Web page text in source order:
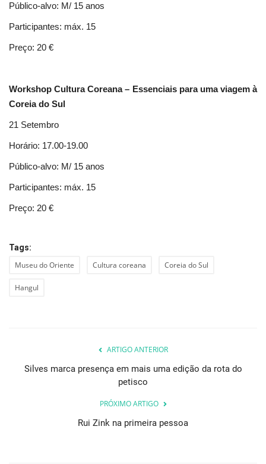
Público-alvo: M/ 15 anos
Participantes: máx. 15
Preço: 20 €
Workshop Cultura Coreana – Essenciais para uma viagem à
Coreia do Sul
21 Setembro
Horário: 17.00-19.00
Público-alvo: M/ 15 anos
Participantes: máx. 15
Preço: 20 €
Tags:
Museu do Oriente Cultura coreana Coreia do Sul
Hangul
ARTIGO ANTERIOR
Silves marca presença em mais uma edição da rota do
petisco
PRÓXIMO ARTIGO
Rui Zink na primeira pessoa